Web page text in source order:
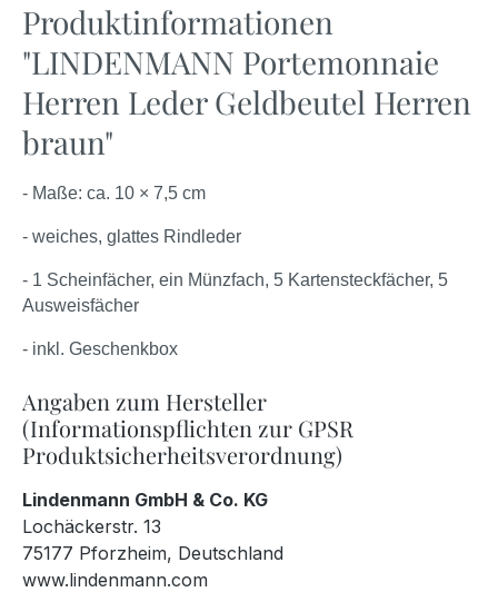
Produktinformationen
"LINDENMANN Portemonnaie
Herren Leder Geldbeutel Herren
braun"
- Maße: ca. 10 × 7,5 cm
- weiches, glattes Rindleder
- 1 Scheinfächer, ein Münzfach, 5 Kartensteckfächer, 5
Ausweisfächer
- inkl. Geschenkbox
Angaben zum Hersteller
(Informationspflichten zur GPSR
Produktsicherheitsverordnung)
Lindenmann GmbH & Co. KG
Lochäckerstr. 13
75177 Pforzheim, Deutschland
www.lindenmann.com